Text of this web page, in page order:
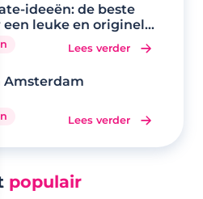
ideeën: de beste
een leuke en originele
Lees verder
Amsterdam
Lees verder
populair